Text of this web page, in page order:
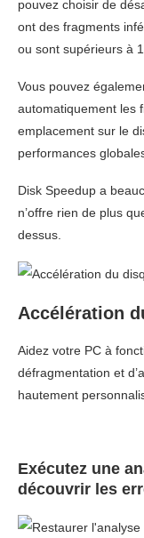
pouvez choisir de
ont des fragments
ou sont supérieurs à
Vous pouvez
automatiquement les
emplacement sur le
performances
Disk Speedup a
n’offre rien de plus
dessus.
Accélération
Aidez votre PC à
défragmentation et
hautement
Exécutez une
découvrir les